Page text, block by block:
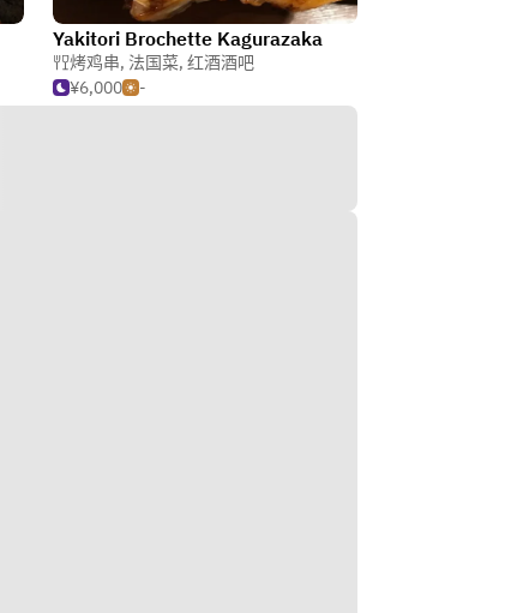
Yakitori Brochette Kagurazaka
烤鸡串, 法国菜, 红酒酒吧
¥6,000
-